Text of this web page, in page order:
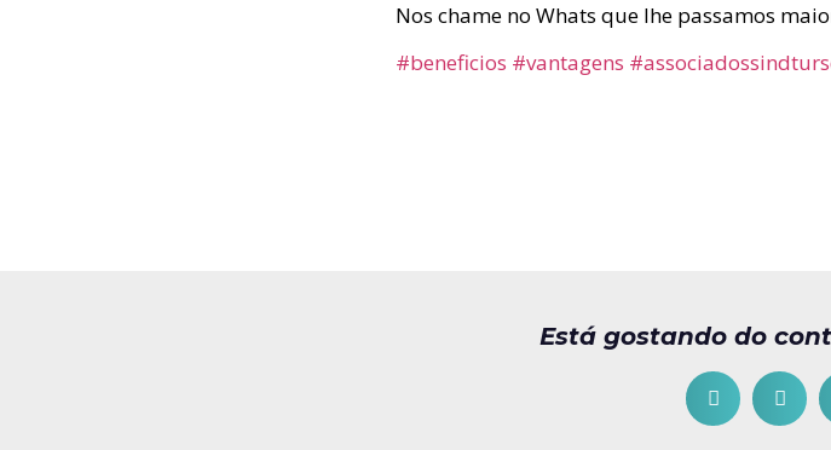
Nos chame no Whats que lhe passamos
#beneficios #vantagens
Está gostando do